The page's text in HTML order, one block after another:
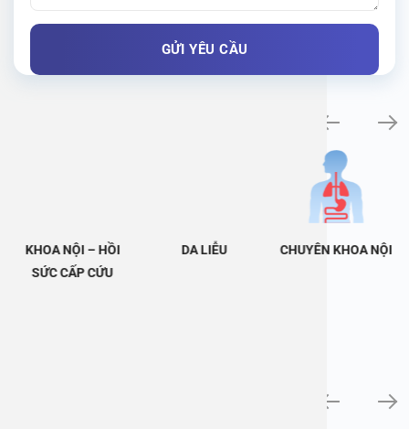
KHOA NỘI – HỒI
SỨC CẤP CỨU
DA LIỄU CHUYÊN KHOA NỘI